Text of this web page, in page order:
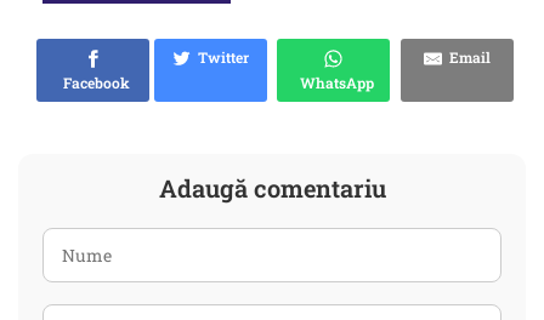
Facebook
Twitter
WhatsApp
Email
Adaugă comentariu